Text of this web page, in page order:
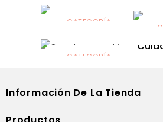
Alimentación
infantilCATEGORÍA
Dermocosmética
CATEGORÍA
Información De La Tienda